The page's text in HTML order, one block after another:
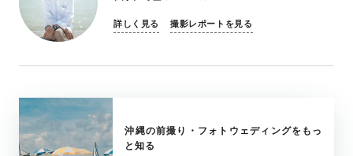
詳しく見る 撮影レポートを見る
沖縄の前撮り・フォトウェディングをもっ
と知る